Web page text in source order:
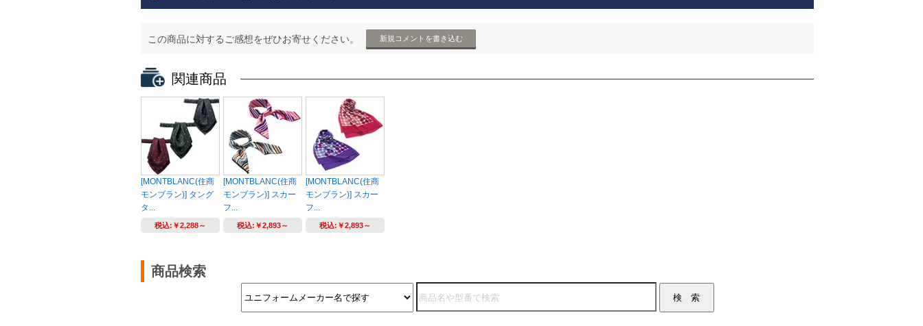
この商品に対するご感想をぜひお寄せください。 新規コメントを書き込む
関連商品
[MONTBLANC(住商
モンブラン)] タング
タ...
税込: ￥2,288～
[MONTBLANC(住商
モンブラン)] スカー
フ...
税込: ￥2,893～
[MONTBLANC(住商
モンブラン)] スカー
フ...
税込: ￥2,893～
商品検索